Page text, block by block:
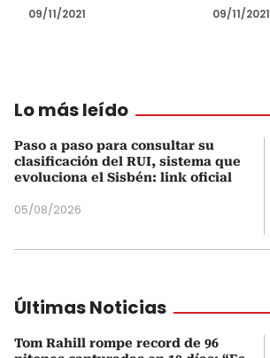
09/11/2021 09/11/2021
Lo más leído
Paso a paso para consultar su
clasificación del RUI, sistema que
evoluciona el Sisbén: link oficial
05/08/2026
Últimas Noticias
Tom Rahill rompe record de 96